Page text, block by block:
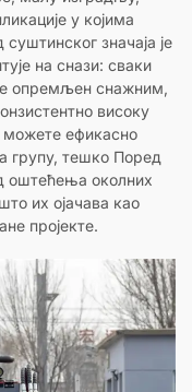
у којима
значаја је
на снази: сваки
опремљен снажним,
високу
можете ефикасно
групу, тешко Поред
оштећења околних
их ојачава као
пројекте.